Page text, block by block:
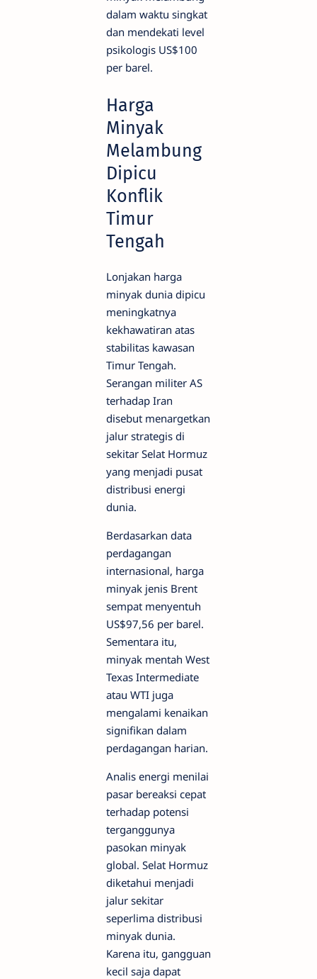
dalam waktu singkat
dan mendekati level
psikologis US$100
per barel.
Harga
Minyak
Melambung
Dipicu
Konflik
Timur
Tengah
Lonjakan harga
minyak dunia dipicu
meningkatnya
kekhawatiran atas
stabilitas kawasan
Timur Tengah.
Serangan militer AS
terhadap Iran
disebut menargetkan
jalur strategis di
sekitar Selat Hormuz
yang menjadi pusat
distribusi energi
dunia.
Berdasarkan data
perdagangan
internasional, harga
minyak jenis Brent
sempat menyentuh
US$97,56 per barel.
Sementara itu,
minyak mentah West
Texas Intermediate
atau WTI juga
mengalami kenaikan
signifikan dalam
perdagangan harian.
Analis energi menilai
pasar bereaksi cepat
terhadap potensi
terganggunya
pasokan minyak
global. Selat Hormuz
diketahui menjadi
jalur sekitar
seperlima distribusi
minyak dunia.
Karena itu, gangguan
kecil saja dapat